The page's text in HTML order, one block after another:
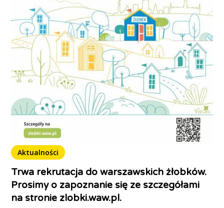
Aktualności
Trwa rekrutacja do warszawskich żłobków.
Prosimy o zapoznanie się ze szczegółami
na stronie zlobki.waw.pl.